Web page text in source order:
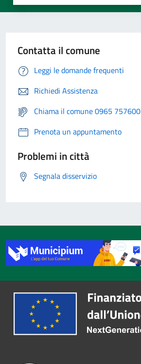
Contatta il comune
Leggi le domande frequenti
Richiedi Assistenza
Chiama il comune 0965 757600
Prenota un appuntamento
Problemi in città
Segnala disservizio